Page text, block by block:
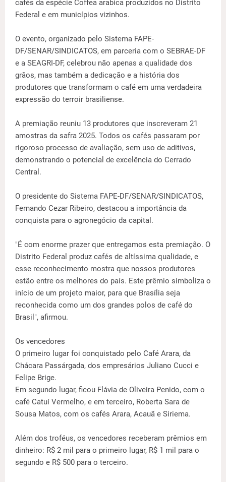
cafés da espécie Coffea arabica produzidos no Distrito
Federal e em municípios vizinhos.
O evento, organizado pelo Sistema FAPE-
DF/SENAR/SINDICATOS, em parceria com o SEBRAE-DF
e a SEAGRI-DF, celebrou não apenas a qualidade dos
grãos, mas também a dedicação e a história dos
produtores que transformam o café em uma verdadeira
expressão do terroir brasiliense.
A premiação reuniu 13 produtores que inscreveram 21
amostras da safra 2025. Todos os cafés passaram por
rigoroso processo de avaliação, sem uso de aditivos,
demonstrando o potencial de excelência do Cerrado
Central.
O presidente do Sistema FAPE-DF/SENAR/SINDICATOS,
Fernando Cezar Ribeiro, destacou a importância da
conquista para o agronegócio da capital.
"É com enorme prazer que entregamos esta premiação. O
Distrito Federal produz cafés de altíssima qualidade, e
esse reconhecimento mostra que nossos produtores
estão entre os melhores do país. Este prêmio simboliza o
início de um projeto maior, para que Brasília seja
reconhecida como um dos grandes polos de café do
Brasil", afirmou.
Os vencedores
O primeiro lugar foi conquistado pelo Café Arara, da
Chácara Passárgada, dos empresários Juliano Cucci e
Felipe Brige.
Em segundo lugar, ficou Flávia de Oliveira Penido, com o
café Catuí Vermelho, e em terceiro, Roberta Sara de
Sousa Matos, com os cafés Arara, Acauã e Siriema.
Além dos troféus, os vencedores receberam prêmios em
dinheiro: R$ 2 mil para o primeiro lugar, R$ 1 mil para o
segundo e R$ 500 para o terceiro.